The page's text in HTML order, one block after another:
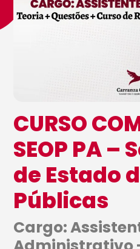
CURSO
SEOP PA –
de Estado
Públicas
Cargo: